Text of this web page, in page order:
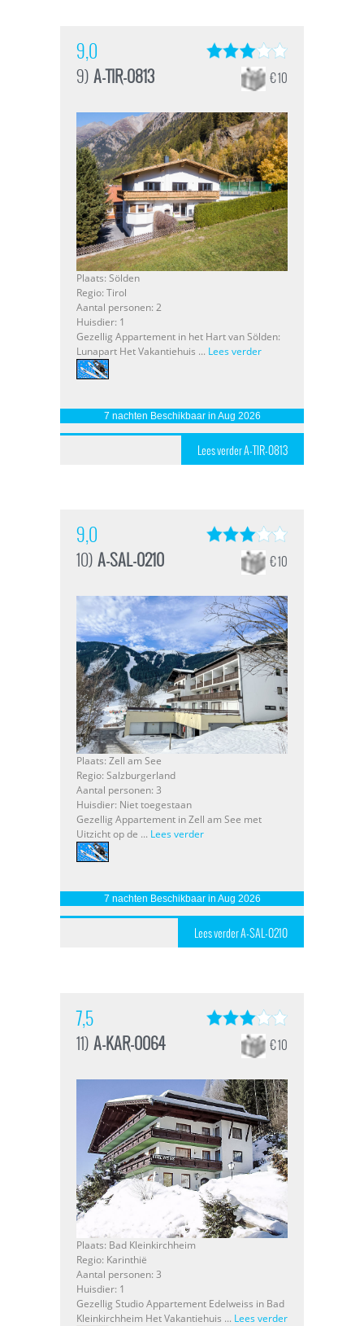
9,0
9) A-TIR-0813 € 10
Plaats: Sölden
Regio: Tirol
Aantal personen: 2
Huisdier: 1
Gezellig Appartement in het Hart van Sölden:
Lunapart Het Vakantiehuis ... Lees verder
7 nachten Beschikbaar in Aug 2026
Lees verder A-TIR-0813
9,0
10) A-SAL-0210 € 10
Plaats: Zell am See
Regio: Salzburgerland
Aantal personen: 3
Huisdier: Niet toegestaan
Gezellig Appartement in Zell am See met
Uitzicht op de ... Lees verder
7 nachten Beschikbaar in Aug 2026
Lees verder A-SAL-0210
7,5
11) A-KAR-0064 € 10
Plaats: Bad Kleinkirchheim
Regio: Karinthië
Aantal personen: 3
Huisdier: 1
Gezellig Studio Appartement Edelweiss in Bad
Kleinkirchheim Het Vakantiehuis ... Lees verder